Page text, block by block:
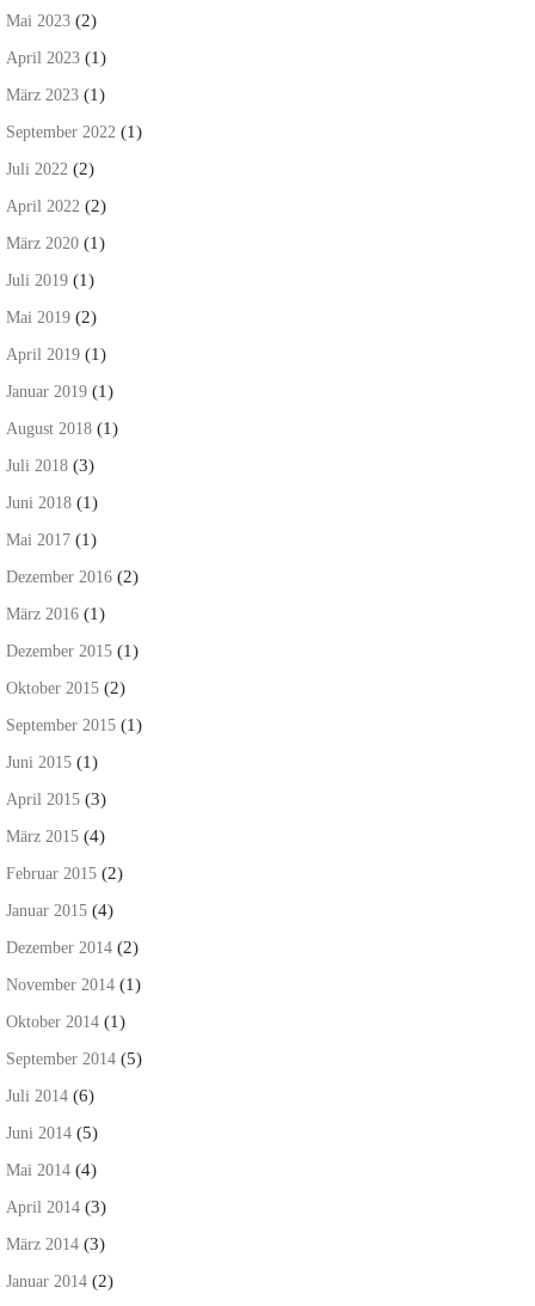
Mai 2023 (2)
April 2023 (1)
März 2023 (1)
September 2022 (1)
Juli 2022 (2)
April 2022 (2)
März 2020 (1)
Juli 2019 (1)
Mai 2019 (2)
April 2019 (1)
Januar 2019 (1)
August 2018 (1)
Juli 2018 (3)
Juni 2018 (1)
Mai 2017 (1)
Dezember 2016 (2)
März 2016 (1)
Dezember 2015 (1)
Oktober 2015 (2)
September 2015 (1)
Juni 2015 (1)
April 2015 (3)
März 2015 (4)
Februar 2015 (2)
Januar 2015 (4)
Dezember 2014 (2)
November 2014 (1)
Oktober 2014 (1)
September 2014 (5)
Juli 2014 (6)
Juni 2014 (5)
Mai 2014 (4)
April 2014 (3)
März 2014 (3)
Januar 2014 (2)